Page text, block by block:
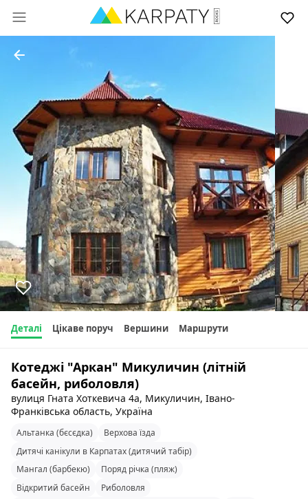
Деталі Цікаве поруч Вершини Маршрути
Котеджі "Аркан" Микуличин (літній
басейн, риболовля)
вулиця Гната Хоткевича 4а, Микуличин, Івано-
Франківська область, Україна
Альтанка (бєсєдка)
Верхова їзда
Дитячі канікули в Карпатах (дитячий табір)
Мангал (барбекю)
Поряд річка (пляж)
Відкритий басейн
Риболовля